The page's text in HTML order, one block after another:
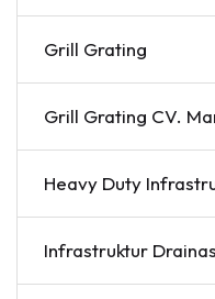
Grill Grating
Grill Grating CV.
Heavy Duty
Infrastruktur